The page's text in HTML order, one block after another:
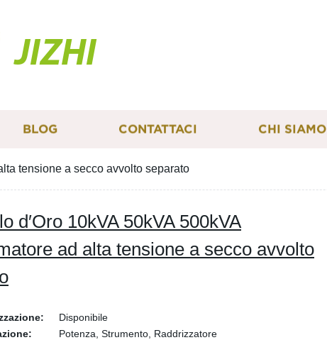
JIZHI
BLOG CONTATTACI CHI SIAMO
tensione a secco avvolto separato
d′Oro 10kVA 50kVA 500kVA
ad alta tensione a secco avvolto
Disponibile
Potenza, Strumento, Raddrizzatore